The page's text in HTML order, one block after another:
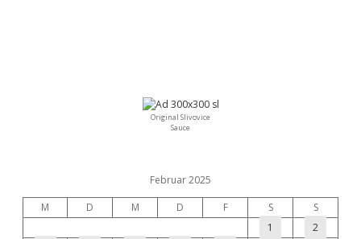
Original Slivovice
Sauce
Februar 2025
M
D M D F S
S
1
2